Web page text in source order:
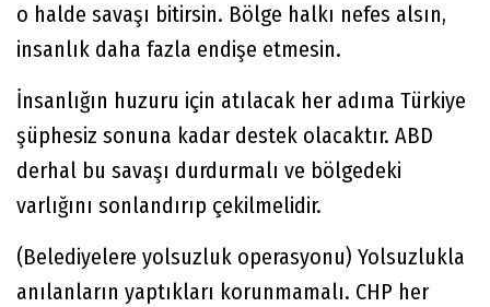
o halde savaşı bitirsin. Bölge halkı nefes alsın,
insanlık daha fazla endişe etmesin.
İnsanlığın huzuru için atılacak her adıma Türkiye
şüphesiz sonuna kadar destek olacaktır. ABD
derhal bu savaşı durdurmalı ve bölgedeki
varlığını sonlandırıp çekilmelidir.
(Belediyelere yolsuzluk operasyonu) Yolsuzlukla
anılanların yaptıkları korunmamalı. CHP her